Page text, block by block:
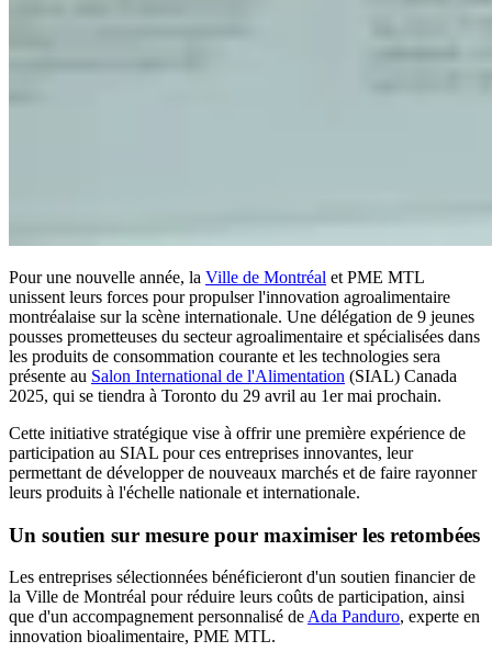
Pour une nouvelle année, la Ville de Montréal et PME MTL
unissent leurs forces pour propulser l'innovation agroalimentaire
montréalaise sur la scène internationale. Une délégation de 9 jeunes
pousses prometteuses du secteur agroalimentaire et spécialisées dans
les produits de consommation courante et les technologies sera
présente au Salon International de l'Alimentation (SIAL) Canada
2025, qui se tiendra à Toronto du 29 avril au 1er mai prochain.
Cette initiative stratégique vise à offrir une première expérience de
participation au SIAL pour ces entreprises innovantes, leur
permettant de développer de nouveaux marchés et de faire rayonner
leurs produits à l'échelle nationale et internationale.
Un soutien sur mesure pour maximiser les retombées
Les entreprises sélectionnées bénéficieront d'un soutien financier de
la Ville de Montréal pour réduire leurs coûts de participation, ainsi
que d'un accompagnement personnalisé de Ada Panduro, experte en
innovation bioalimentaire, PME MTL.